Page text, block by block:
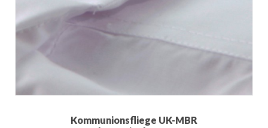
Kommunionsfliege UK-MBR